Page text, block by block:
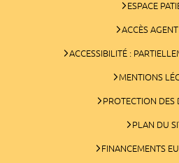
ESPACE
ACCÈS
ACCESSIBILITÉ :
MENTIONS
PROTECTION DES
PLAN DU
FINANCEMENTS